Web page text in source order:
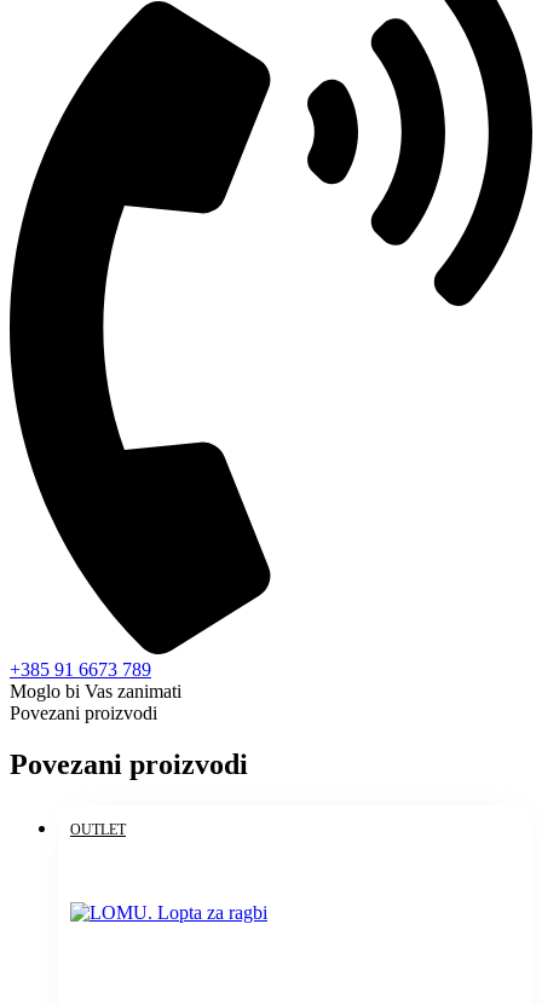
+385 91 6673 789
Moglo bi Vas zanimati
Povezani proizvodi
Povezani proizvodi
OUTLET